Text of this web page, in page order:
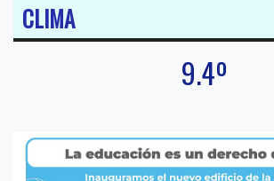
CLIMA
9.4º